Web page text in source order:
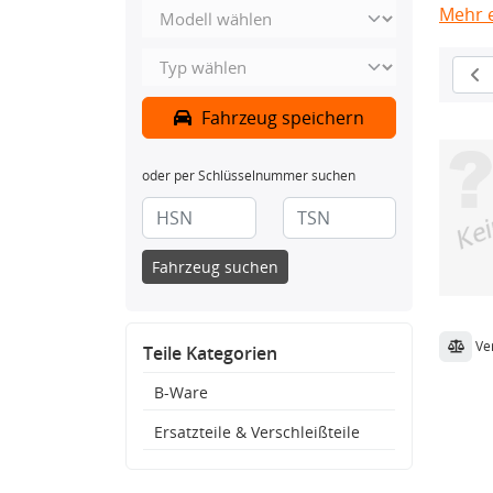
Fahrzeug speichern
oder per Schlüsselnummer suchen
Fahrzeug suchen
Teile Kategorien
B-Ware
Ersatzteile & Verschleißteile
Mehr